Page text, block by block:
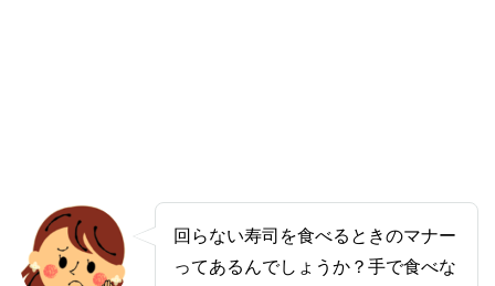
回らない寿司を食べるときのマナー
ってあるんでしょうか？手で食べな